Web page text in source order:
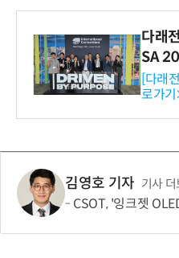
다래
SA
와의
-바이
보
[다래
로가기
김영호 기자 기사 더
CSOT, '잉크젯 OLED'로 모니터